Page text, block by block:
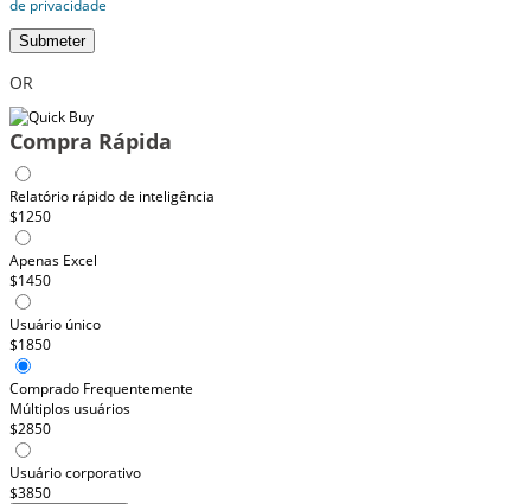
de privacidade
Submeter
OR
Compra Rápida
Relatório rápido de inteligência
$1250
Apenas Excel
$1450
Usuário único
$1850
Comprado Frequentemente
Múltiplos usuários
$2850
Usuário corporativo
$3850